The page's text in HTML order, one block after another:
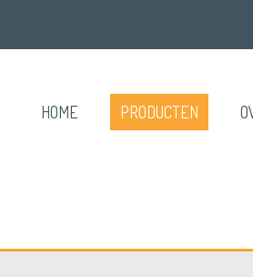
HOME PRODUCTEN